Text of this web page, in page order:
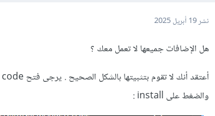
نشر19 أبريل 2025
هل الإضافات جميعها لا تعمل معك ؟
والضغط على install
: